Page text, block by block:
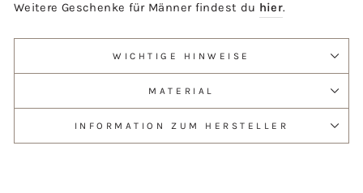
Weitere Geschenke für Männer findest du hier.
WICHTIGE HINWEISE
MATERIAL
INFORMATION ZUM HERSTELLER